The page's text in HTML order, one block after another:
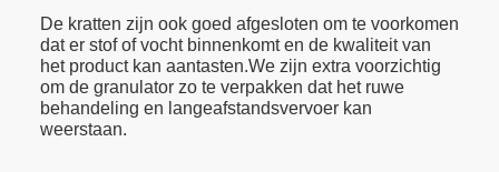
De kratten zijn ook goed afgesloten om te voorkomen
dat er stof of vocht binnenkomt en de kwaliteit van
het product kan aantasten.We zijn extra voorzichtig
om de granulator zo te verpakken dat het ruwe
behandeling en langeafstandsvervoer kan
weerstaan.